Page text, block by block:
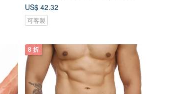
US$ 42.32
可客製
8 折